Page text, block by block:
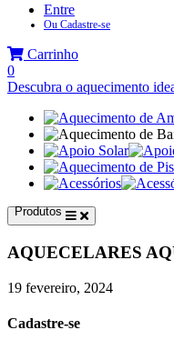
Entre
Ou Cadastre-se
Carrinho
0
Descubra o aquecimento
Produtos
AQUECELARES
19 fevereiro, 2024
Cadastre-se